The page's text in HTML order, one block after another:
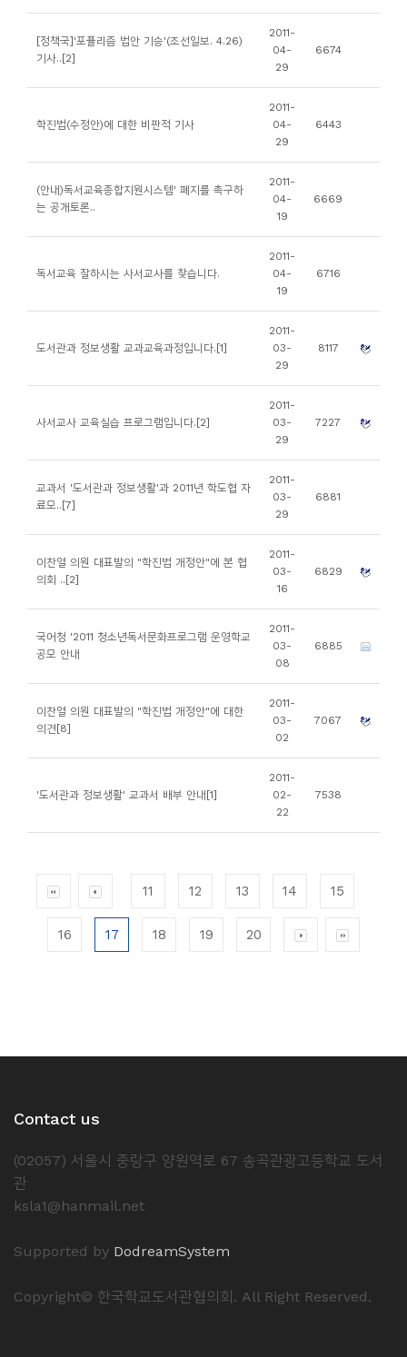
[정책국]'포퓰리즘 법안 기승'(조선일보. 4.26)
기사..[2]
2011-
04-
29
6674
학진법(수정안)에 대한 비판적 기사
2011-
04-
29
6443
(안내)독서교육종합지원시스템' 폐지를 촉구하
는 공개토론..
2011-
04-
19
6669
독서교육 잘하시는 사서교사를 찾습니다.
2011-
04-
19
6716
도서관과 정보생활 교과교육과정입니다.[1]
2011-
03-
29
8117
사서교사 교육실습 프로그램입니다.[2]
2011-
03-
29
7227
교과서 '도서관과 정보생활'과 2011년 학도협 자
료모..[7]
2011-
03-
29
6881
이찬열 의원 대표발의 "학진법 개정안"에 본 협
의회 ..[2]
2011-
03-
16
6829
국어청 '2011 청소년독서문화프로그램 운영학교
공모 안내
2011-
03-
08
6885
이찬열 의원 대표발의 "학진법 개정안"에 대한
의견[8]
2011-
03-
02
7067
'도서관과 정보생활' 교과서 배부 안내[1]
2011-
02-
22
7538
11 12 13 14 15
16 17 18 19 20
Contact us
(02057) 서울시 중랑구 양원역로 67 송곡관광고등학교 도서
관
ksla1@hanmail.net
Supported by DodreamSystem
Copyright© 한국학교도서관협의회. All Right Reserved.